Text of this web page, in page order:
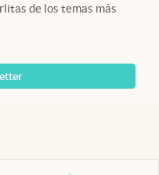
de los temas más